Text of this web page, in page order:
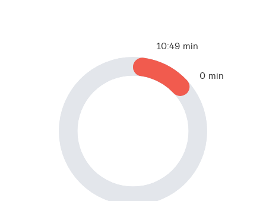
0 min
10:49 min